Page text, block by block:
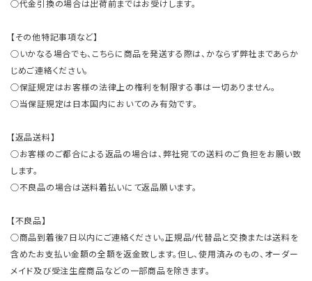
○代金引換の場合は出荷前まではお受けします。
【その他特記事項など】
○いかなる場合でも、こちらに商品を発送する際は、かならず弊社まであらか
じめご連絡ください。
○保証規定はお客様の法律上の権利を制限する事は一切ありません。
○当保証規定は日本国内においてのみ有効です。
【返品送料】
○お客様のご都合による返品の場合は、弊社宛ての送料のご負担をお願い致
します。
○不良品の場合は送料着払いにて返品願います。
【不良品】
○商品到着後7日以内にご連絡ください。正規品/代替品と交換または送料を
含めたお支払い金額の全額を返金致します。但し、使用済みのもの、オーダー
メイド及び受注生産商品などの一部商品を除きます。